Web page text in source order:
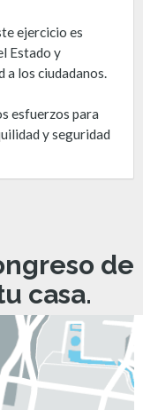
ejercicio es
Estado y
a los ciudadanos.
esfuerzos para
y seguridad
de
casa.